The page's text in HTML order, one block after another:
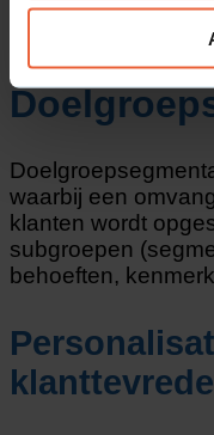
Wat is
waarbij een
klanten wordt
subgroepen
behoeften,